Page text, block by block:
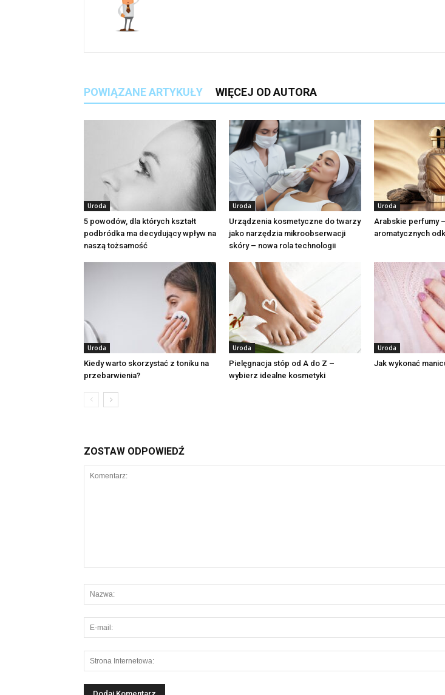
POWIĄZANE ARTYKUŁY WIĘCEJ OD AUTORA
Uroda
5 powodów, dla których kształt
podbródka ma decydujący wpływ na
naszą tożsamość
Uroda
Urządzenia kosmetyczne do twarzy
jako narzędzia mikroobserwacji
skóry – nowa rola technologii
Uroda
Arabskie perfumy
aromatycznych
Uroda
Kiedy warto skorzystać z toniku na
przebarwienia?
Uroda
Pielęgnacja stóp od A do Z –
wybierz idealne kosmetyki
Uroda
Jak wykonać
ZOSTAW ODPOWIEDŹ